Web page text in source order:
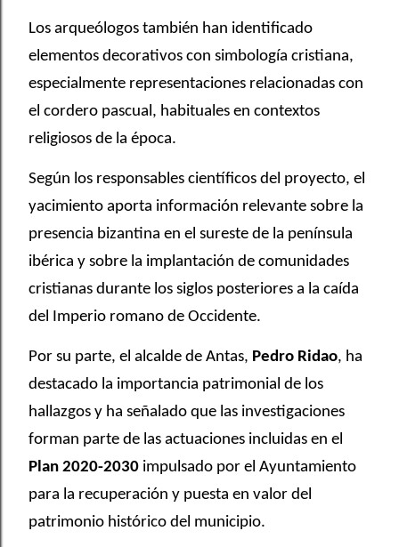
Los arqueólogos también han identificado
elementos decorativos con simbología cristiana,
especialmente representaciones relacionadas con
el cordero pascual, habituales en contextos
religiosos de la época.
Según los responsables científicos del proyecto, el
yacimiento aporta información relevante sobre la
presencia bizantina en el sureste de la península
ibérica y sobre la implantación de comunidades
cristianas durante los siglos posteriores a la caída
del Imperio romano de Occidente.
Por su parte, el alcalde de Antas, Pedro Ridao, ha
destacado la importancia patrimonial de los
hallazgos y ha señalado que las investigaciones
forman parte de las actuaciones incluidas en el
Plan 2020-2030 impulsado por el Ayuntamiento
para la recuperación y puesta en valor del
patrimonio histórico del municipio.